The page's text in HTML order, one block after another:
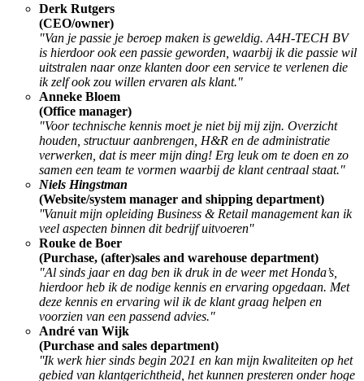
Derk Rutgers
(CEO/owner)
"Van je passie je beroep maken is geweldig. A4H-TECH BV
is hierdoor ook een passie geworden, waarbij ik die passie wil
uitstralen naar onze klanten door een service te verlenen die
ik zelf ook zou willen ervaren als klant."
Anneke Bloem
(Office manager)
"Voor technische kennis moet je niet bij mij zijn. Overzicht
houden, structuur aanbrengen, H&R en de administratie
verwerken, dat is meer mijn ding! Erg leuk om te doen en zo
samen een team te vormen waarbij de klant centraal staat."
Niels Hingstman
(Website/system manager and shipping department)
''Vanuit mijn opleiding Business & Retail management kan ik
veel aspecten binnen dit bedrijf uitvoeren''
Rouke de Boer
(Purchase, (after)sales and warehouse department)
"Al sinds jaar en dag ben ik druk in de weer met Honda’s,
hierdoor heb ik de nodige kennis en ervaring opgedaan. Met
deze kennis en ervaring wil ik de klant graag helpen en
voorzien van een passend advies."
André van Wijk
(Purchase and sales department)
''Ik werk hier sinds begin 2021 en kan mijn kwaliteiten op het
gebied van klantgerichtheid, het kunnen presteren onder hoge